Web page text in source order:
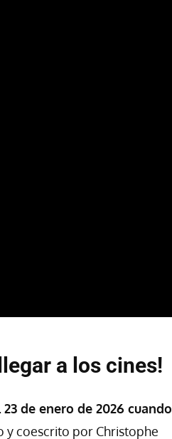
a los cines!
23 de enero de 2026 cuando
y coescrito por Christophe